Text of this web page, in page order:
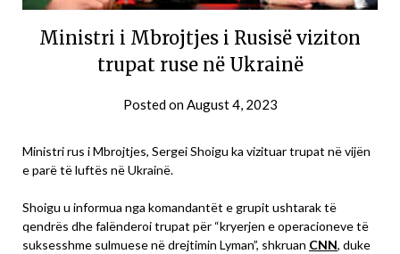
Ministri i Mbrojtjes i Rusisë viziton
trupat ruse në Ukrainë
Posted onAugust 4, 2023
Ministri rus i Mbrojtjes, Sergei Shoigu ka vizituar trupat në vijën
e parë të luftës në Ukrainë.
Shoigu u informua nga komandantët e grupit ushtarak të
qendrës dhe falënderoi trupat për “kryerjen e operacioneve të
suksesshme sulmuese në drejtimin Lyman”, shkruan CNN, duke